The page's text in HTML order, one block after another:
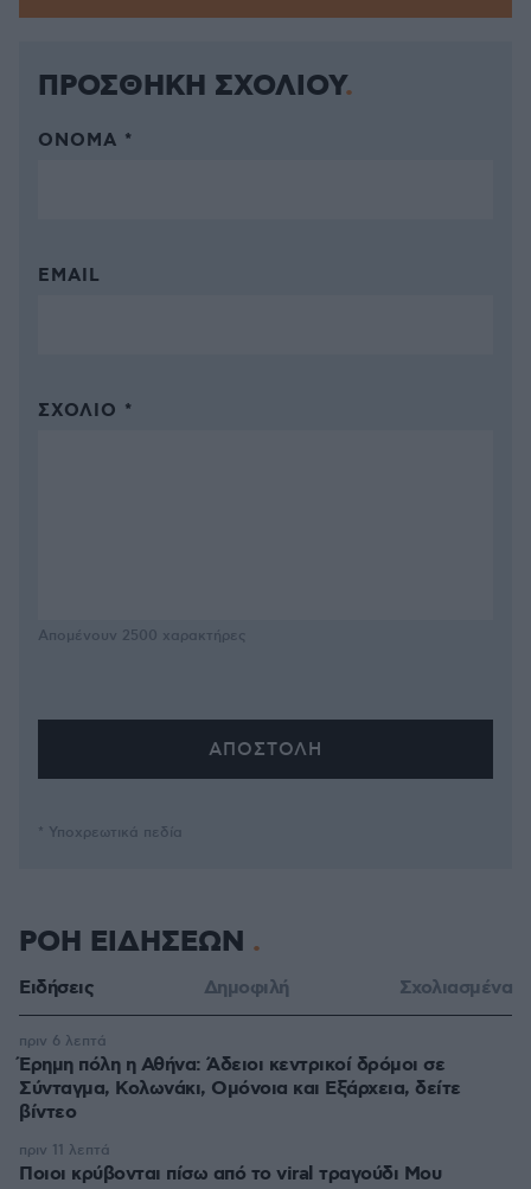
ΠΡΟΣΘΗΚΗ ΣΧΟΛΙΟΥ
ΌΝΟΜΑ *
EMAIL
ΣΧΌΛΙΟ *
Απομένουν 2500 χαρακτήρες
* Υποχρεωτικά πεδία
ΡΟΗ ΕΙΔΗΣΕΩΝ
Ειδήσεις Δημοφιλή Σχολιασμένα
Έρημη πόλη η Αθήνα: Άδειοι κεντρικοί δρόμοι σε
Σύνταγμα, Κολωνάκι, Ομόνοια και Εξάρχεια, δείτε
βίντεο
πριν 6 λεπτά
Ποιοι κρύβονται πίσω από το viral τραγούδι Μου
πριν 11 λεπτά